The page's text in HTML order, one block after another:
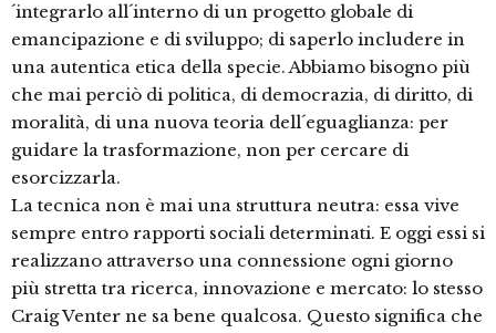
´integrarlo all´interno di un progetto globale di
emancipazione e di sviluppo; di saperlo includere in
una autentica etica della specie. Abbiamo bisogno più
che mai perciò di politica, di democrazia, di diritto, di
moralità, di una nuova teoria dell´eguaglianza: per
guidare la trasformazione, non per cercare di
esorcizzarla.
La tecnica non è mai una struttura neutra: essa vive
sempre entro rapporti sociali determinati. E oggi essi si
realizzano attraverso una connessione ogni giorno
più stretta tra ricerca, innovazione e mercato: lo stesso
Craig Venter ne sa bene qualcosa. Questo significa che